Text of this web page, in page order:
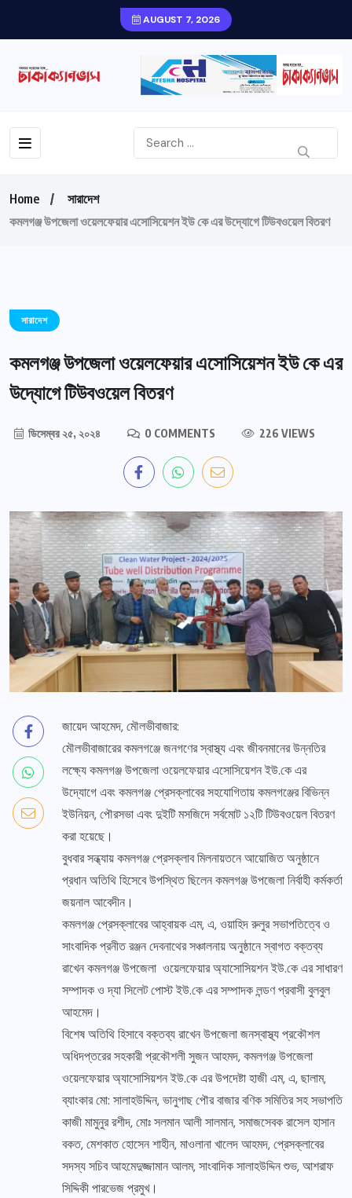
AUGUST 7, 2026
Home
সারাদেশ
কমলগঞ্জ উপজেলা ওয়েলফেয়ার এসোসিয়েশন ইউ কে এর উদ্যোগে টিউবওয়েল বিতরণ
সারাদেশ
কমলগঞ্জ উপজেলা ওয়েলফেয়ার এসোসিয়েশন ইউ কে এর
উদ্যোগে টিউবওয়েল বিতরণ
ডিসেম্বর ২৫, ২০২৪ 0 COMMENTS 226 VIEWS
জায়েদ আহমেদ, মৌলভীবাজার:
মৌলভীবাজারের কমলগঞ্জে জনগণের স্বাস্থ্য এবং জীবনমানের উন্নতির
লক্ষ্যে কমলগঞ্জ উপজেলা ওয়েলফেয়ার এসোসিয়েশন ইউ.কে এর
উদ্যোগে এবং কমলগঞ্জ প্রেসক্লাবের সহযোগিতায় কমলগঞ্জের বিভিন্ন
ইউনিয়ন, পৌরসভা এবং দুইটি মসজিদে সর্বমোট ১২টি টিউবওয়েল বিতরণ
করা হয়েছে।
বুধবার সন্ধ্যায় কমলগঞ্জ প্রেসক্লাব মিলনায়তনে আয়োজিত অনুষ্ঠানে
প্রধান অতিথি হিসেবে উপস্থিত ছিলেন কমলগঞ্জ উপজেলা নির্বাহী কর্মকর্তা
জয়নাল আবেদীন।
কমলগঞ্জ প্রেসক্লাবের আহ্বায়ক এম, এ, ওয়াহিদ রুলুর সভাপতিত্বে ও
সাংবাদিক প্রনীত রঞ্জন দেবনাথের সঞ্চালনায় অনুষ্ঠানে স্বাগত বক্তব্য
রাখেন কমলগঞ্জ উপজেলা ওয়েলফেয়ার অ্যাসোসিয়শন ইউ.কে এর সাধারণ
সম্পাদক ও দ্যা সিলেট পোস্ট ইউ.কে এর সম্পাদক লন্ডণ প্রবাসী বুলবুল
আহমেদ।
বিশেষ অতিথি হিসাবে বক্তব্য রাখেন উপজেলা জনস্বাস্থ্য প্রকৌশল
অধিদপ্তরের সহকারী প্রকৌশলী সুজন আহমদ, কমলগঞ্জ উপজেলা
ওয়েলফেয়ার অ্যাসোসিয়শন ইউ.কে এর উপদেষ্টা হাজী এম, এ, ছালাম,
ব্যাংকার মো: সালাহউদ্দিন, ভানুগাছ পৌর বাজার বণিক সমিতির সহ সভাপতি
কাজী মামুনুর রশীদ, মোঃ সলমান আলী সালমান, সমাজসেবক রাসেল হাসান
বকত, মেশকাত হোসেন শাহীন, মাওলানা খালেদ আহমদ, প্রেসক্লাবের
সদস্য সচিব আহমেদুজ্জামান আলম, সাংবাদিক সালাহউদ্দিন শুভ, আশরাফ
সিদ্দিকী পারভেজ প্রমুখ।